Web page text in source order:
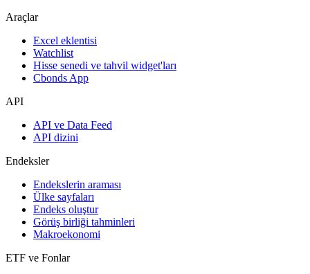
Araçlar
Excel eklentisi
Watchlist
Hisse senedi ve tahvil widget'ları
Cbonds App
API
API ve Data Feed
API dizini
Endeksler
Endekslerin araması
Ülke sayfaları
Endeks oluştur
Görüş birliği tahminleri
Makroekonomi
ETF ve Fonlar